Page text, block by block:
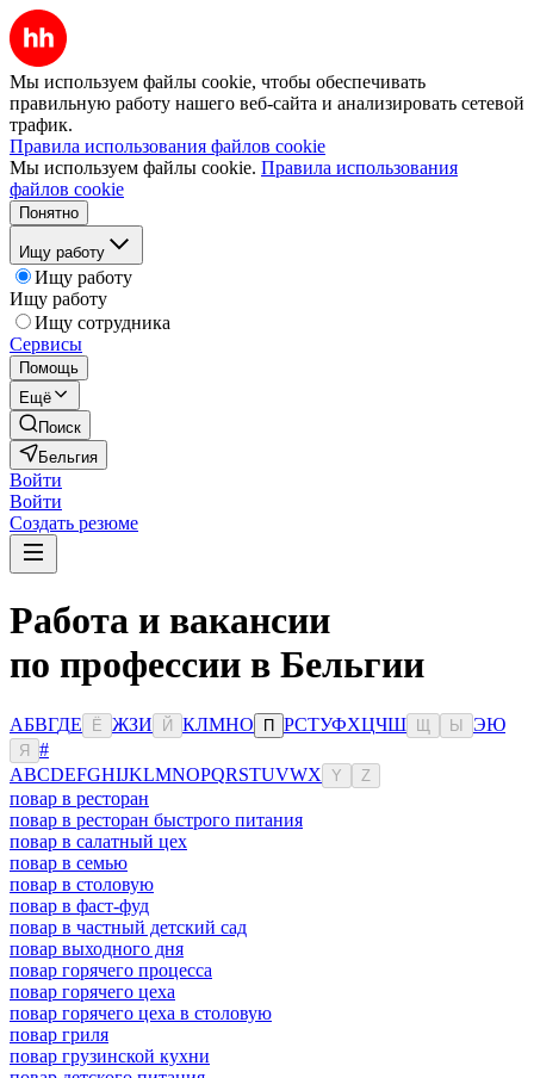
Мы используем файлы cookie, чтобы обеспечивать
правильную работу нашего веб-сайта и анализировать сетевой
трафик.
Правила использования файлов cookie
Мы используем файлы cookie. Правила использования
файлов cookie
Понятно
Ищу работу
Ищу работу
Ищу работу
Ищу сотрудника
Сервисы
Помощь
Ещё
Поиск
Бельгия
Войти
Войти
Создать резюме
Работа и вакансии
по профессии в Бельгии
АБВГДЕ Ё ЖЗИ Й КЛМНО П РСТУФХЦЧШ Ы ЭЮ
Я
#
ABCDEFGHIJKLMNOPQRSTUVWX Y Z
повар в ресторан
повар в ресторан быстрого питания
повар в салатный цех
повар в семью
повар в столовую
повар в фаст-фуд
повар в частный детский сад
повар выходного дня
повар горячего процесса
повар горячего цеха
повар горячего цеха в столовую
повар гриля
повар грузинской кухни